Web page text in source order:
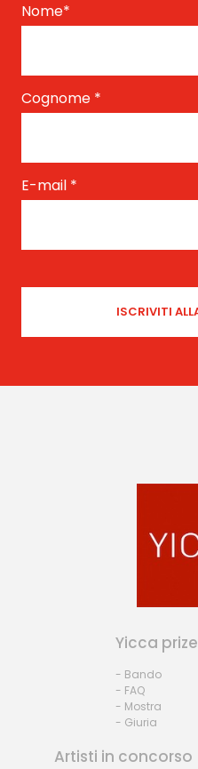
Nome*
Cognome *
E-mail *
Yicca prize
- Bando
- FAQ
- Mostra
- Giuria
Artisti in concorso